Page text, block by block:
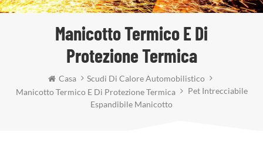
Manicotto Termico E Di
Protezione Termica
Casa
Scudi Di Calore Automobilistico
Manicotto Termico E Di Protezione Termica
Pet Intrecciabile
Espandibile Manicotto